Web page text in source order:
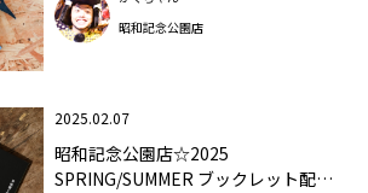
昭和記念公園店
2025.02.07
昭和記念公園店☆2025
SPRING/SUMMER ブックレット配布